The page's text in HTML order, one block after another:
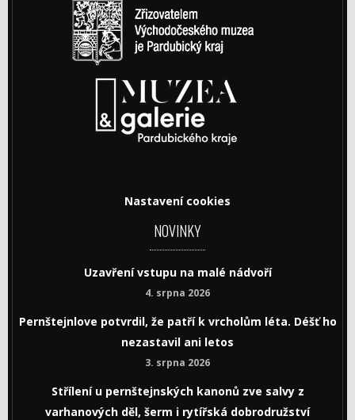
Nastavení cookies
NOVINKY
Uzavření vstupu na malé nádvoří
4. srpna 2026
Pernštejnlove potvrdil, že patří k vrcholům léta. Déšť ho
nezastavil ani letos
3. srpna 2026
Střílení u pernštejnských kanonů zve salvy z
varhanových děl, šerm i rytířská dobrodružství